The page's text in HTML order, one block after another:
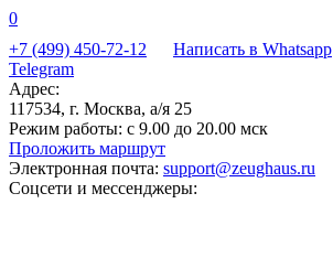
0
+7 (499) 450-72-12
Написать в Whatsapp
Telegram
Адрес:
117534, г. Москва, а/я 25
Режим работы: с 9.00 до 20.00 мск
Проложить маршрут
Электронная почта: support@zeughaus.ru
Соцсети и мессенджеры: